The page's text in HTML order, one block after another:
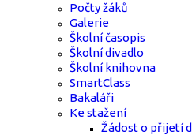
Počty žáků
Galerie
Školní časopis
Školní divadlo
Školní knihovna
SmartClass
Bakaláři
Ke stažení
Žádost o přijetí